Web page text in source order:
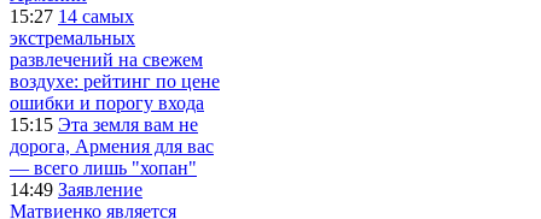
15:27 14 самых
экстремальных
развлечений на свежем
воздухе: рейтинг по цене
ошибки и порогу входа
15:15 Эта земля вам не
дорога, Армения для вас
— всего лишь "хопан"
14:49 Заявление
Матвиенко является